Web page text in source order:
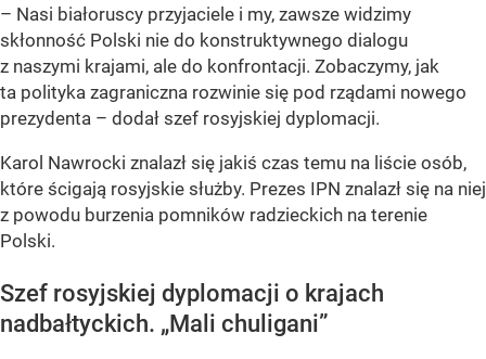
– Nasi białoruscy przyjaciele i my, zawsze widzimy
skłonność Polski nie do konstruktywnego dialogu
z naszymi krajami, ale do konfrontacji. Zobaczymy, jak
ta polityka zagraniczna rozwinie się pod rządami nowego
prezydenta – dodał szef rosyjskiej dyplomacji.
Karol Nawrocki znalazł się jakiś czas temu na liście osób,
które ścigają rosyjskie służby. Prezes IPN znalazł się na niej
z powodu burzenia pomników radzieckich na terenie
Polski.
Szef rosyjskiej dyplomacji o krajach
nadbałtyckich. „Mali chuligani”